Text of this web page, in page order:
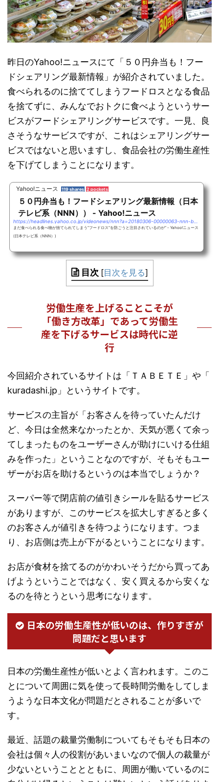
昨日のYahoo!ニュースにて「５０円弁当も！フー
ドシェアリング最新情報」が紹介されていました。
食べられるのに捨ててしまうフードロスとなる食品
を捨てずに、みんなでおトクに食べようというサー
ビスがフードシェアリングサービスです。一見、良
さそうなサービスですが、これはシェアリングサー
ビスではないと思いますし、食品会社の労働生産性
を下げてしまうことになります。
Yahoo!ニュース 119 shares 2 pockets
５０円弁当も！フードシェアリング最新情報（日本
テレビ系（NNN）） - Yahoo!ニュース
まだ食べられる食べ物が捨てられてしまう“フードロス”を防ごうと注目されているのが“ - Yahoo!ニュース
(日本テレビ系（NNN）)
目次 [目次を見る]
労働生産を上げることこそが
「働き方改革」であって労働生
産を下げるサービスは時代に逆
行
今回紹介されているサイトは「ＴＡＢＥＴＥ」や「
kuradashi.jp」というサイトです。
サービスの主旨が「お客さんを待っていたんだけ
ど、今日は全然来なかったとか、天気が悪くて余っ
てしまったものをユーザーさんが助けにいける仕組
みを作った」ということなのですが、そもそもユー
ザーがお店を助けるというのは本当でしょうか？
スーパー等で閉店前の値引きシールを貼るサービス
がありますが、このサービスを拡大しすぎると多く
のお客さんが値引きを待つようになります。つま
り、お店側は売上が下がるということになります。
お店が食材を捨てるのがかわいそうだから買ってあ
げようということではなく、安く買えるから安くな
るのを待とうという思考になります。
日本の労働生産性が低いのは、作りすぎが
問題だと思います
日本の労働生産性が低いとよく言われます。このこ
とについて周囲に気を使って長時間労働をしてしま
うような日本文化が問題だとされることが多いで
す。
最近、話題の裁量労働制についてもそもそも日本の
会社は個々人の役割があいまいなので個人の裁量が
少ないということとともに、周囲が働いているのに